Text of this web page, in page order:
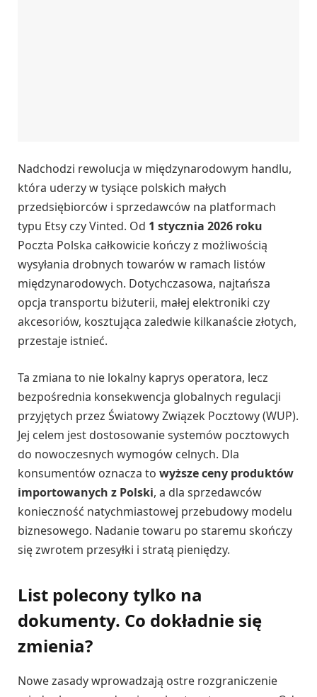
Nadchodzi rewolucja w międzynarodowym handlu,
która uderzy w tysiące polskich małych
przedsiębiorców i sprzedawców na platformach
typu Etsy czy Vinted. Od 1 stycznia 2026 roku
Poczta Polska całkowicie kończy z możliwością
wysyłania drobnych towarów w ramach listów
międzynarodowych. Dotychczasowa, najtańsza
opcja transportu biżuterii, małej elektroniki czy
akcesoriów, kosztująca zaledwie kilkanaście złotych,
przestaje istnieć.
Ta zmiana to nie lokalny kaprys operatora, lecz
bezpośrednia konsekwencja globalnych regulacji
przyjętych przez Światowy Związek Pocztowy (WUP).
Jej celem jest dostosowanie systemów pocztowych
do nowoczesnych wymogów celnych. Dla
konsumentów oznacza to wyższe ceny produktów
importowanych z Polski, a dla sprzedawców
konieczność natychmiastowej przebudowy modelu
biznesowego. Nadanie towaru po staremu skończy
się zwrotem przesyłki i stratą pieniędzy.
List polecony tylko na
dokumenty. Co dokładnie się
zmienia?
Nowe zasady wprowadzają ostre rozgraniczenie